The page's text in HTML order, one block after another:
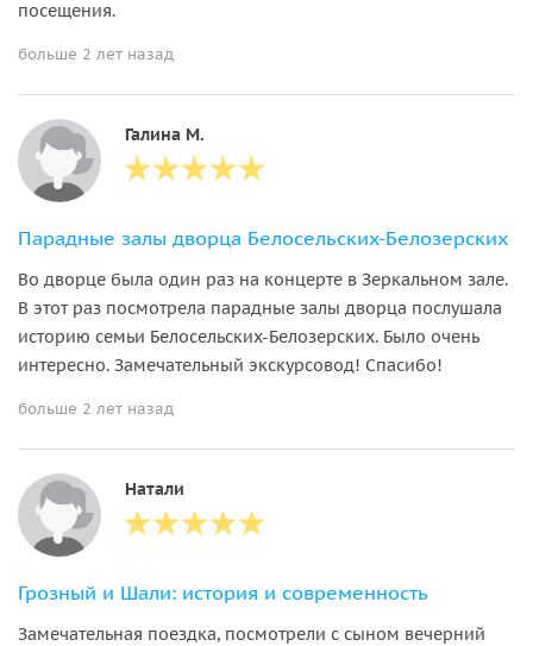
посещения.
больше 2 лет назад
Галина М.
Парадные залы дворца Белосельских-Белозерских
Во дворце была один раз на концерте в Зеркальном зале.
В этот раз посмотрела парадные залы дворца послушала
историю семьи Белосельских-Белозерских. Было очень
интересно. Замечательный экскурсовод! Спасибо!
больше 2 лет назад
Натали
Грозный и Шали: история и современность
Замечательная поездка, посмотрели с сыном вечерний